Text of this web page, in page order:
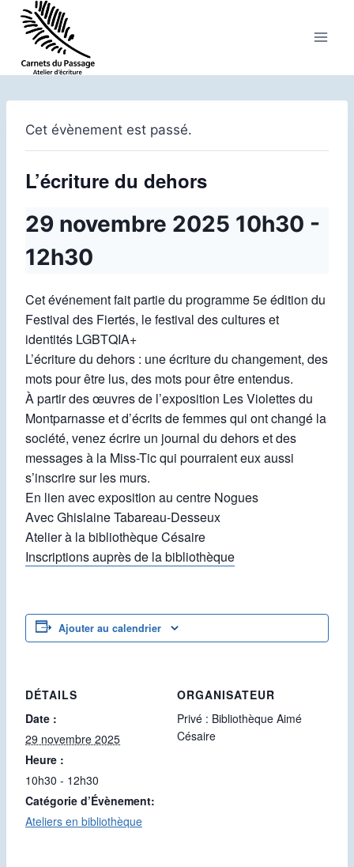
Aller
contenu
Cet évènement est passé.
L’écriture du dehors
29 novembre 2025 10h30 -
12h30
Cet événement fait partie du programme 5e édition du
Festival des Fiertés, le festival des cultures et
identités LGBTQIA+
L’écriture du dehors : une écriture du changement, des
mots pour être lus, des mots pour être entendus.
À partir des œuvres de l’exposition Les Violettes du
Montparnasse et d’écrits de femmes qui ont changé la
société, venez écrire un journal du dehors et des
messages à la Miss-Tic qui pourraient eux aussi
s’inscrire sur les murs.
En lien avec exposition au centre Nogues
Avec Ghislaine Tabareau-Desseux
Atelier à la bibliothèque Césaire
Inscriptions auprès de la bibliothèque
Ajouter au calendrier
DÉTAILS
Date :
29 novembre 2025
Heure :
10h30 - 12h30
Catégorie d’Évènement:
Ateliers en bibliothèque
ORGANISATEUR
Privé : Bibliothèque Aimé
Césaire